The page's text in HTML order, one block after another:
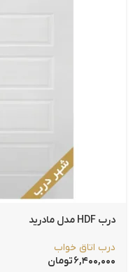
درب HDF مدل مادرید
درب اتاق خواب
۶,۴۰۰,۰۰۰تومان